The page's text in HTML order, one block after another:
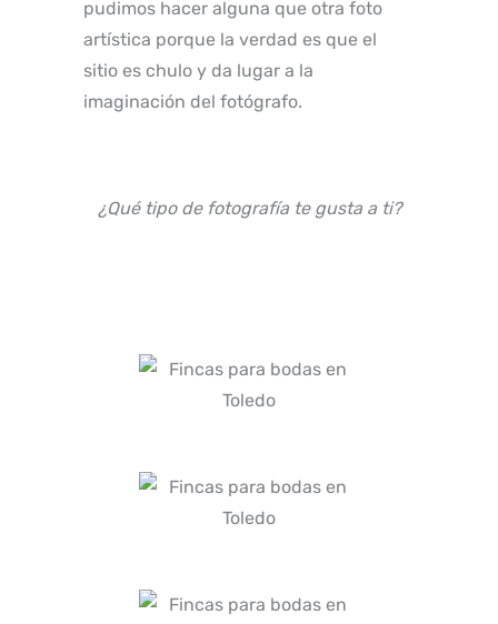
pudimos hacer alguna que otra foto
artística porque la verdad es que el
sitio es chulo y da lugar a la
imaginación del fotógrafo.
¿Qué tipo de fotografía te gusta a ti?